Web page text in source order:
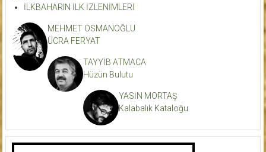
İLKBAHARIN İLK İZLENİMLERİ
MEHMET OSMANOĞLU
ÜCRA FERYAT
TAYYİB ATMACA
Hüzün Bulutu
YASİN MORTAŞ
Kalabalık Kataloğu